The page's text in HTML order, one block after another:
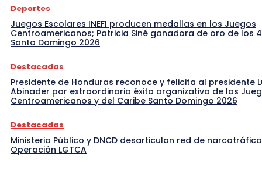
Deportes
Juegos Escolares INEFI producen medallas en los Juegos
Centroamericanos; Patricia Siné ganadora de oro de los
Santo Domingo 2026
Destacadas
Presidente de Honduras reconoce y felicita al presidente
Abinader por extraordinario éxito organizativo de los
Centroamericanos y del Caribe Santo Domingo 2026
Destacadas
Ministerio Público y DNCD desarticulan red de
Operación LGTCA